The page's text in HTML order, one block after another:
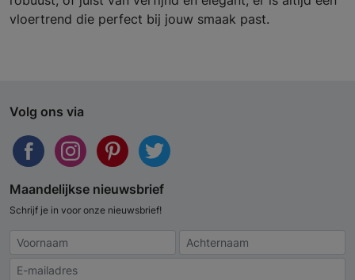
vloertrend die perfect bij jouw smaak past.
Volg ons via
Maandelijkse nieuwsbrief
Schrijf je in voor onze nieuwsbrief!